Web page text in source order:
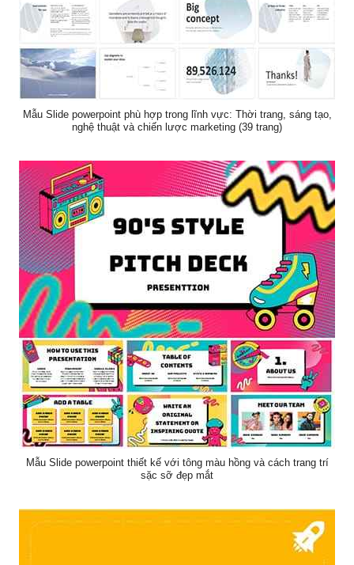
Mẫu Slide powerpoint phù hợp trong lĩnh vực: Thời trang, sáng tạo,
nghệ thuật và chiến lược marketing (39 trang)
Mẫu Slide powerpoint thiết kế với tông màu hồng và cách trang trí
sặc sỡ đẹp mắt